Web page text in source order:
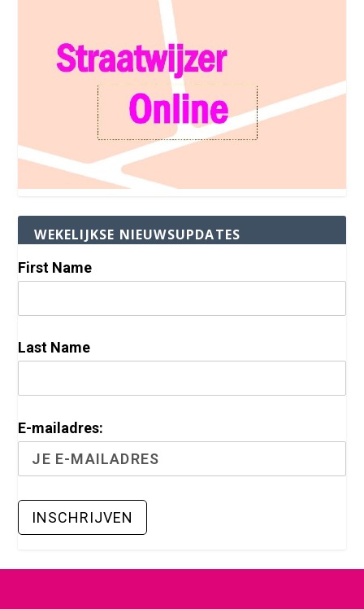
WEKELIJKSE NIEUWSUPDATES
First Name
Last Name
E-mailadres: